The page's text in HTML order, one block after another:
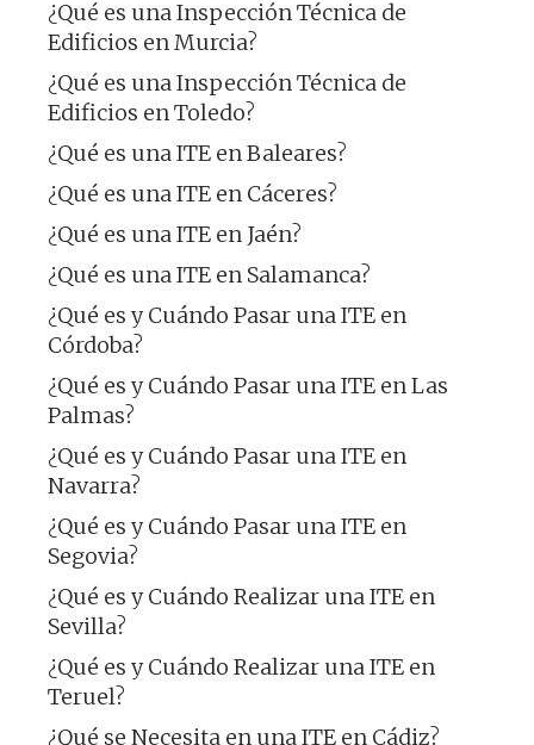
¿Qué es una Inspección Técnica de
Edificios en Murcia?
¿Qué es una Inspección Técnica de
Edificios en Toledo?
¿Qué es una ITE en Baleares?
¿Qué es una ITE en Cáceres?
¿Qué es una ITE en Jaén?
¿Qué es una ITE en Salamanca?
¿Qué es y Cuándo Pasar una ITE en
Córdoba?
¿Qué es y Cuándo Pasar una ITE en Las
Palmas?
¿Qué es y Cuándo Pasar una ITE en
Navarra?
¿Qué es y Cuándo Pasar una ITE en
Segovia?
¿Qué es y Cuándo Realizar una ITE en
Sevilla?
¿Qué es y Cuándo Realizar una ITE en
Teruel?
¿Qué se Necesita en una ITE en Cádiz?